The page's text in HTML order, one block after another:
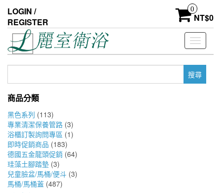
the
content
LOGIN /
REGISTER
0
NT$0
Toggle
鍵
商品分類
黑色系列 (113)
專業清潔保養管路 (3)
浴櫃訂製詢問專區 (1)
即時促銷商品 (183)
德國五金龍頭促銷 (64)
珪藻土腳踏墊 (3)
兒童臉盆/馬桶/便斗 (3)
馬桶/馬桶蓋 (487)